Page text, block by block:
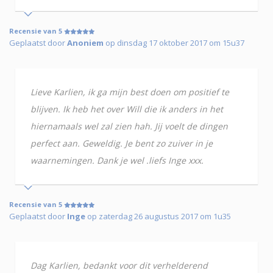
Recensie van 5
Geplaatst doorAnoniem op dinsdag 17 oktober 2017 om 15u37
Lieve Karlien, ik ga mijn best doen om positief te
blijven. Ik heb het over Will die ik anders in het
hiernamaals wel zal zien hah. Jij voelt de dingen
perfect aan. Geweldig. Je bent zo zuiver in je
waarnemingen. Dank je wel .liefs Inge xxx.
Recensie van 5
Geplaatst door Inge op zaterdag 26 augustus 2017 om 1u35
Dag Karlien, bedankt voor dit verhelderend